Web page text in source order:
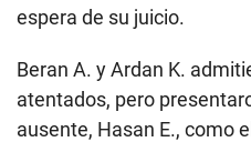
espera de su juicio.
Beran A. y Ardan K.
atentados, pero
ausente, Hasan E., como